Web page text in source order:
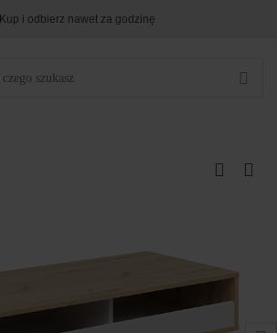
Kup i odbierz nawet za godzinę